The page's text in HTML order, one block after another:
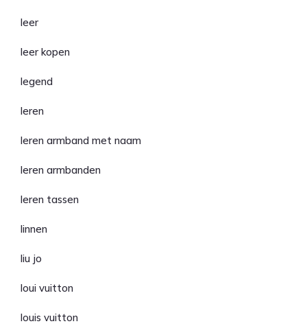
leer
leer kopen
legend
leren
leren armband met naam
leren armbanden
leren tassen
linnen
liu jo
loui vuitton
louis vuitton